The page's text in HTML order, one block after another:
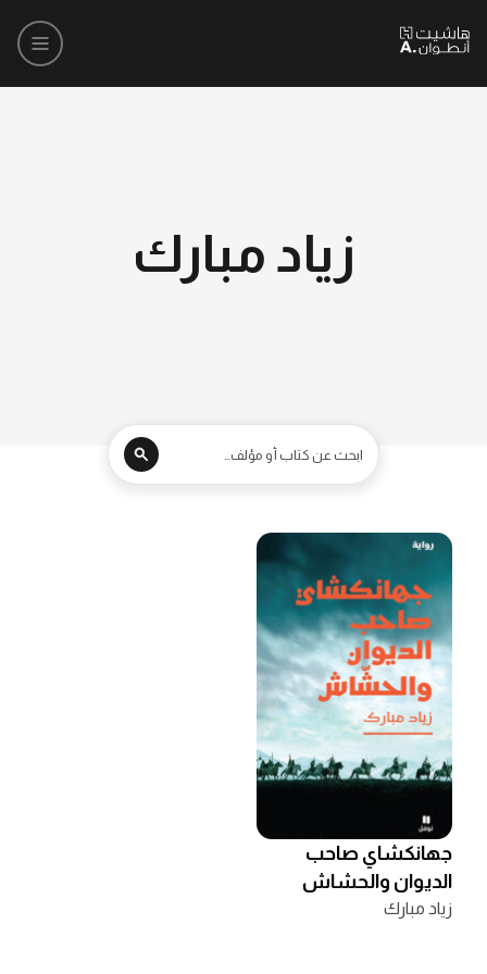
زياد مبارك
جهانكشاي صاحب
الديوان والحشاش
زياد مبارك